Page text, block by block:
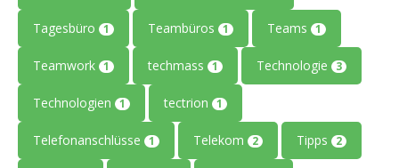
Tagesbüro 1 Teambüros 1 Teams 1
Teamwork 1 techmass 1 Technologie 3
Technologien 1 tectrion 1
Telefonanschlüsse 1 Telekom 2 Tipps 2